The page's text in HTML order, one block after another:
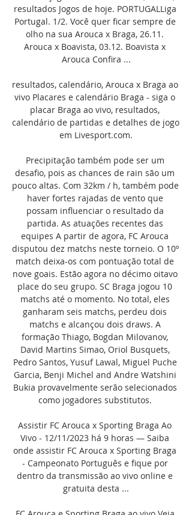
resultados Jogos de hoje. PORTUGALLiga
Portugal. 1/2. Você quer ficar sempre de
olho na sua Arouca x Braga, 26.11.
Arouca x Boavista, 03.12. Boavista x
Arouca Confira ...
resultados, calendário, Arouca x Braga ao
vivo Placares e calendário Braga - siga o
placar Braga ao vivo, resultados,
calendário de partidas e detalhes de jogo
em Livesport.com.
Precipitação também pode ser um
desafio, pois as chances de rain são um
pouco altas. Com 32km / h, também pode
haver fortes rajadas de vento que
possam influenciar o resultado da
partida. As atuações recentes das
equipes A partir de agora, FC Arouca
disputou dez matchs neste torneio. O 10º
match deixa-os com pontuação total de
nove goais. Estão agora no décimo oitavo
place do seu grupo. SC Braga jogou 10
matchs até o momento. No total, eles
ganharam seis matchs, perdeu dois
matchs e alcançou dois draws. A
formação Thiago, Bogdan Milovanov,
David Martins Simao, Oriol Busquets,
Pedro Santos, Yusuf Lawal, Miguel Puche
Garcia, Benji Michel and Andre Watshini
Bukia provavelmente serão selecionados
como jogadores substitutos.
Assistir FC Arouca x Sporting Braga Ao
Vivo - 12/11/2023 há 9 horas — Saiba
onde assistir FC Arouca x Sporting Braga
- Campeonato Português e fique por
dentro da transmissão ao vivo online e
gratuita desta ...